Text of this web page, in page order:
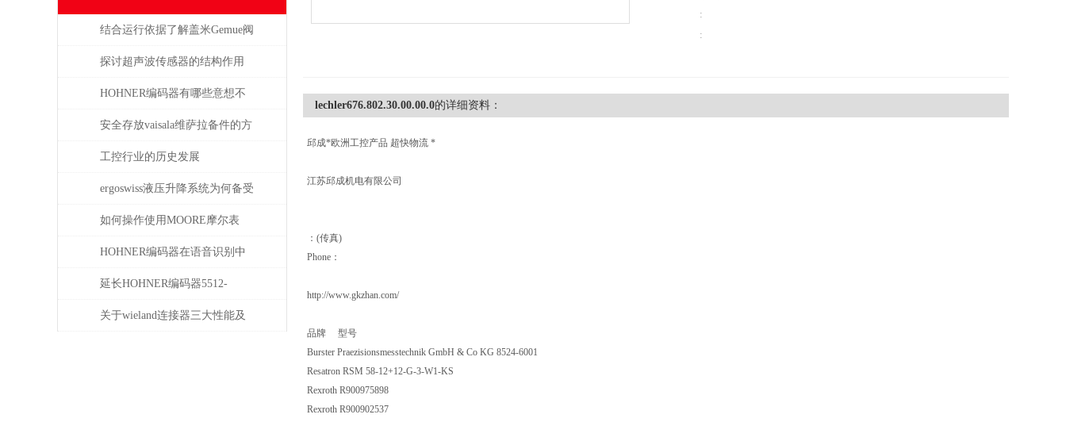
结合运行依据了解盖米Gemue阀
门
探讨超声波传感器的结构作用
HOHNER编码器有哪些意想不
到的应用
安全存放vaisala维萨拉备件的方
法，赶紧收藏！
工控行业的历史发展
ergoswiss液压升降系统为何备受
青睐？
如何操作使用MOORE摩尔表
HOHNER编码器在语音识别中
有什么应用
延长HOHNER编码器5512-
05FR-0800使用寿命的保养秘诀
关于wieland连接器三大性能及
:
:
lechler676.802.30.00.00.0的详细资料：
邱成*欧洲工控产品 超快物流 *
江苏邱成机电有限公司
：(传真)
Phone：
http://www.gkzhan.com/
品牌 型号
Burster Praezisionsmesstechnik GmbH & Co KG 8524-6001
Resatron RSM 58-12+12-G-3-W1-KS
Rexroth R900975898
Rexroth R900902537